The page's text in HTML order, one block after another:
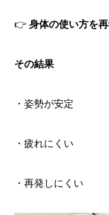
👉 身体の使い方を
その結果
・姿勢が安定
・疲れにくい
・再発しにくい